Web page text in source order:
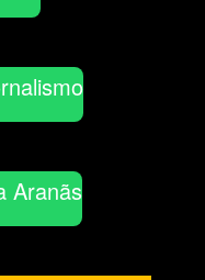
Aranãs